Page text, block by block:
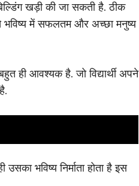
खड़ी की जा सकती है. ठीक
भविष्य में सफलतम और अच्छा मनुष्य
ही आवश्यक है. जो विद्यार्थी अपने
है.
भविष्य निर्माता होता है इस